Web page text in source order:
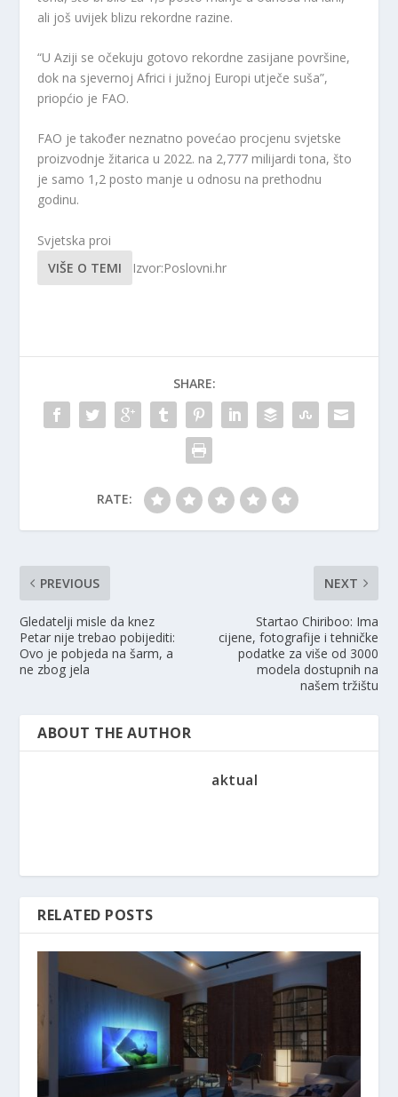
ali još uvijek blizu rekordne razine.
“U Aziji se očekuju gotovo rekordne zasijane površine,
dok na sjevernoj Africi i južnoj Europi utječe suša”,
priopćio je FAO.
FAO je također neznatno povećao procjenu svjetske
proizvodnje žitarica u 2022. na 2,777 milijardi tona, što
je samo 1,2 posto manje u odnosu na prethodnu
godinu.
Svjetska proi
VIŠE O TEMI
Izvor:Poslovni.hr
SHARE:
RATE:
PREVIOUS
Gledatelji misle da knez
Petar nije trebao pobijediti:
Ovo je pobjeda na šarm, a
ne zbog jela
NEXT
Startao Chiriboo: Ima
cijene, fotografije i tehničke
podatke za više od 3000
modela dostupnih na
našem tržištu
ABOUT THE AUTHOR
aktual
RELATED POSTS